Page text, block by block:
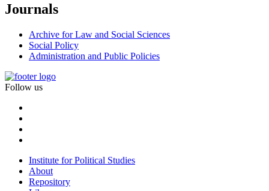
Journals
Archive for Law and Social Sciences
Social Policy
Administration and Public Policies
Follow us
Institute for Political Studies
About
Repository